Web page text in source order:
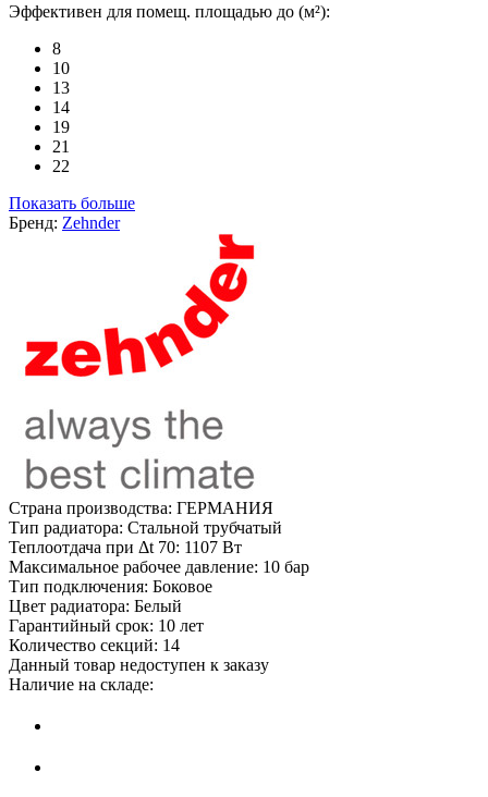
Эффективен для помещ. площадью до (м²):
8
10
13
14
19
21
22
Показать больше
Бренд: Zehnder
Страна производства: ГЕРМАНИЯ
Тип радиатора: Стальной трубчатый
Теплоотдача при Δt 70: 1107 Вт
Максимальное рабочее давление: 10 бар
Тип подключения: Боковое
Цвет радиатора: Белый
Гарантийный срок: 10 лет
Количество секций: 14
Данный товар недоступен к заказу
Наличие на складе: